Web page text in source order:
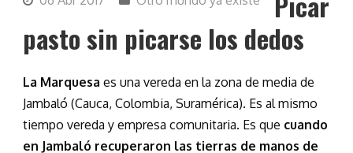
pasto sin picarse los dedos
La Marquesa es una vereda en la zona de media de
Jambaló (Cauca, Colombia, Suramérica). Es al mismo
tiempo vereda y empresa comunitaria. Es que cuando
en Jambaló recuperaron las tierras de manos de